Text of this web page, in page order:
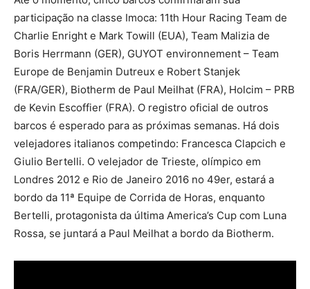
participação na classe Imoca: 11th Hour Racing Team de
Charlie Enright e Mark Towill (EUA), Team Malizia de
Boris Herrmann (GER), GUYOT environnement – Team
Europe de Benjamin Dutreux e Robert Stanjek
(FRA/GER), Biotherm de Paul Meilhat (FRA), Holcim – PRB
de Kevin Escoffier (FRA). O registro oficial de outros
barcos é esperado para as próximas semanas. Há dois
velejadores italianos competindo: Francesca Clapcich e
Giulio Bertelli. O velejador de Trieste, olímpico em
Londres 2012 e Rio de Janeiro 2016 no 49er, estará a
bordo da 11ª Equipe de Corrida de Horas, enquanto
Bertelli, protagonista da última America’s Cup com Luna
Rossa, se juntará a Paul Meilhat a bordo da Biotherm.